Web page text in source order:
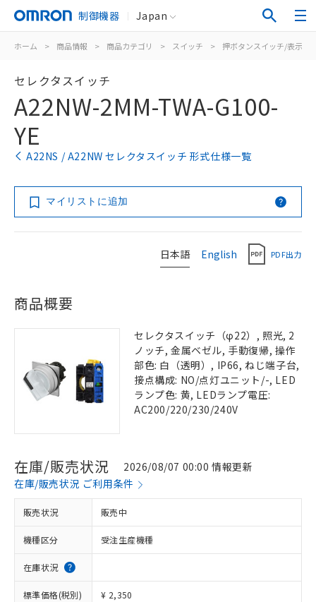
制御機器 Japan
ホーム > 商品情報 > 商品カテゴリ > スイッチ > 押ボタンスイッチ/表示灯
セレクタスイッチ
A22NW-2MM-TWA-G100-
YE
A22NS / A22NW セレクタスイッチ 形式仕様一覧
マイリストに追加
日本語 English PDF出力
商品概要
セレクタスイッチ（φ22）, 照光, 2
ノッチ, 金属ベゼル, 手動復帰, 操作
部色: 白（透明）, IP66, ねじ端子台,
接点構成: NO/点灯ユニット/-, LED
ランプ色: 黄, LEDランプ電圧:
AC200/220/230/240V
在庫/販売状況
2026/08/07 00:00 情報更新
在庫/販売状況 ご利用条件
販売状況 販売中
機種区分 受注生産機種
在庫状況
標準価格(税別) ¥ 2,350